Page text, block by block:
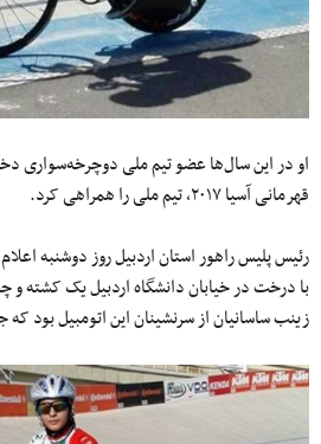
او در این سال‌ها عضو تیم ملی دوچرخه‌سواری
قهرمانی آسیا ۲۰۱۷، تیم ملی را همراهی کرد.
رئیس پلیس راهور استان اردبیل روز دوشنبه
با درخت در خیابان دانشگاه اردبیل یک کشته
زینب ساسانیان از سرنشینان این اتومبیل بود